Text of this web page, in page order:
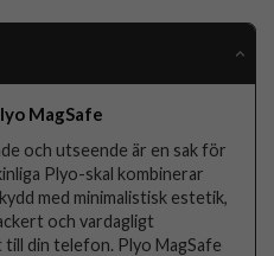
MagSafe
och utseende är en sak för
Plyo-skal kombinerar
med minimalistisk estetik,
och vardagligt
din telefon. Plyo MagSafe